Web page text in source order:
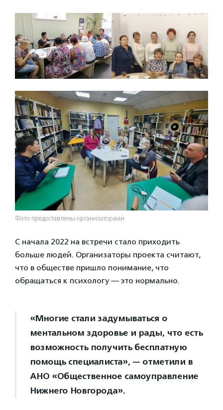
Фото предоставлены организаторами
С начала 2022 на встречи стало приходить
больше людей. Организаторы проекта считают,
что в обществе пришло понимание, что
обращаться к психологу — это нормально.
«Многие стали задумываться о
ментальном здоровье и рады, что есть
возможность получить бесплатную
помощь специалиста», — отметили в
АНО «Общественное самоуправление
Нижнего Новгорода».